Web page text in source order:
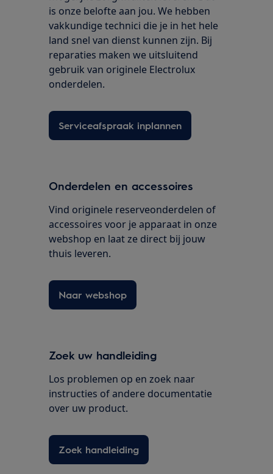
is onze belofte aan jou. We hebben
vakkundige technici die je in het hele
land snel van dienst kunnen zijn. Bij
reparaties maken we uitsluitend
gebruik van originele Electrolux
onderdelen.
Serviceafspraak inplannen
Onderdelen en accessoires
Vind originele reserveonderdelen of
accessoires voor je apparaat in onze
webshop en laat ze direct bij jouw
thuis leveren.
Naar webshop
Zoek uw handleiding
Los problemen op en zoek naar
instructies of andere documentatie
over uw product.
Zoek handleiding